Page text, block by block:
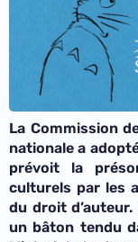
La Commission
nationale a
prévoit la
culturels par les
du droit
un bâton tendu